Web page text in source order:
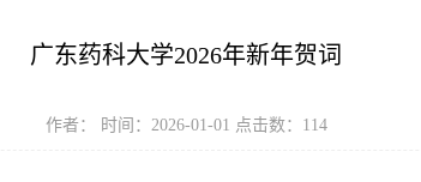
广东药科大学2026年新年贺词
作者： 时间：2026-01-01 点击数： 114